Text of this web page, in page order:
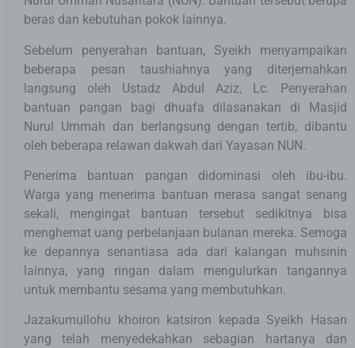
beras dan kebutuhan pokok lainnya.
Sebelum penyerahan bantuan, Syeikh menyampaikan
beberapa pesan taushiahnya yang diterjemahkan
langsung oleh Ustadz Abdul Aziz, Lc. Penyerahan
bantuan pangan bagi dhuafa dilasanakan di Masjid
Nurul Ummah dan berlangsung dengan tertib, dibantu
oleh beberapa relawan dakwah dari Yayasan NUN.
Penerima bantuan pangan didominasi oleh ibu-ibu.
Warga yang menerima bantuan merasa sangat senang
sekali, mengingat bantuan tersebut sedikitnya bisa
menghemat uang perbelanjaan bulanan mereka. Semoga
ke depannya senantiasa ada dari kalangan muhsinin
lainnya, yang ringan dalam mengulurkan tangannya
untuk membantu sesama yang membutuhkan.
Jazakumullohu khoiron katsiron kepada Syeikh Hasan
yang telah menyedekahkan sebagian hartanya dan